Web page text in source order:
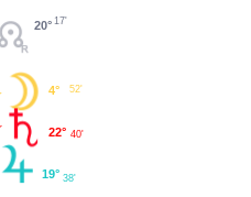
4° 52'
20° 17'
19° 38'
22° 40'